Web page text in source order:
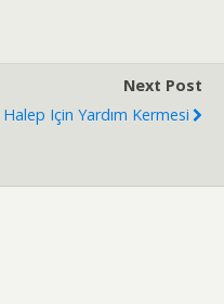
Next Post
Halep Için Yardım Kermesi